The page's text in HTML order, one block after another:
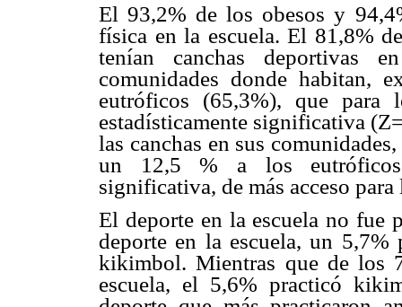
El 93,2% de los obesos y
física en la escuela. El 81,8%
tenían canchas deportivas
comunidades donde habitan,
eutróficos (65,3%), que para
estadísticamente significativa
las canchas en sus
un 12,5 % a los eutróficos
significativa, de más acceso
El deporte en la escuela no fue
deporte en la escuela, un
kikimbol. Mientras que de los
escuela, el 5,6% practicó